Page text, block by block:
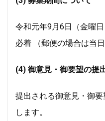
令和元年9月6日（金曜
必着 （郵便の場合は当日
(4) 御意見・御要望の提
提出される御意見・御
します。